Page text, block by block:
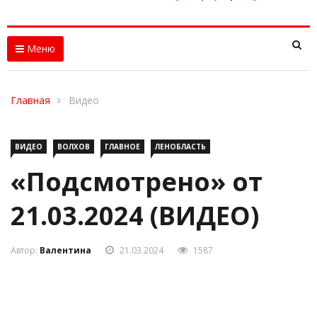
Меню
Главная Видео
ВИДЕО ВОЛХОВ ГЛАВНОЕ ЛЕНОБЛАСТЬ
«Подсмотрено» от
21.03.2024 (ВИДЕО)
Автор: Валентина 21.03.2024 1587